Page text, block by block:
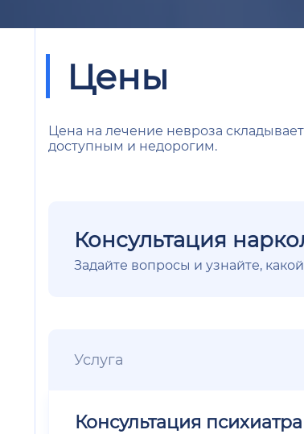
Цены
Цена на лечение невроза
доступным и недорогим.
Консультация
Задайте вопросы и узнайте,
Услуга
Консультация психиатра